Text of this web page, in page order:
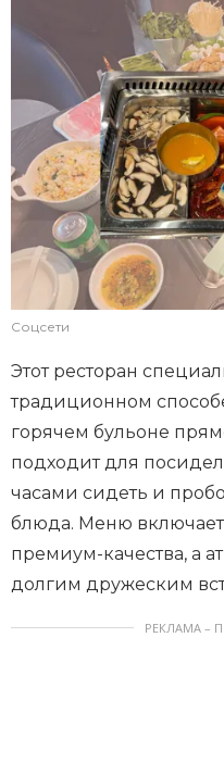
Соцсети
Этот ресторан
традиционном
горячем бульоне
подходит для
часами сидеть и
блюда. Меню
премиум-качества, а
долгим дружеским
РЕКЛАМА –